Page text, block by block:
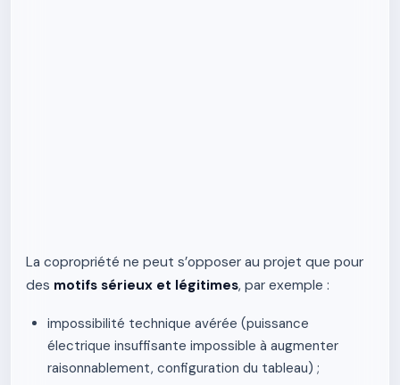
La copropriété ne peut s’opposer au projet que pour
des motifs sérieux et légitimes, par exemple :
impossibilité technique avérée (puissance
électrique insuffisante impossible à augmenter
raisonnablement, configuration du tableau) ;